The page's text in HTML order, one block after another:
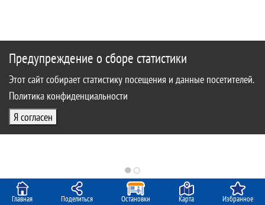
●○
Главная Поделиться Остановки Карта Избранное
Предупреждение о сборе статистики
Этот сайт собирает статистику посещения и данные посетителей.
Политика конфиденциальности
Я согласен